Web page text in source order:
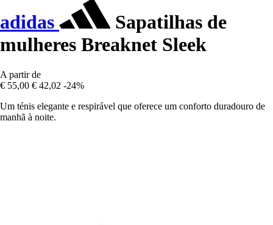
adidas
Sapatilhas de
mulheres Breaknet Sleek
A partir de
€ 55,00 € 42,02 -24%
Um ténis elegante e respirável que oferece um conforto duradouro de
manhã à noite.